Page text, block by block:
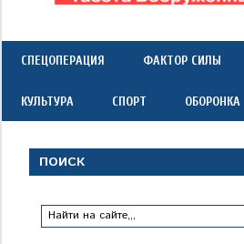
"Красная
звезда"
Вооружённых
Сил
Федерации
*
1
1924
года
СПЕЦОПЕРАЦИЯ ФАКТОР СИЛЫ
КУЛЬТУРА СПОРТ ОБОРОНКА
ПОИСК